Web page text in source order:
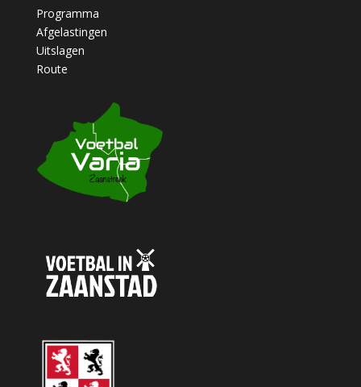
Programma
Afgelastingen
Uitslagen
Route